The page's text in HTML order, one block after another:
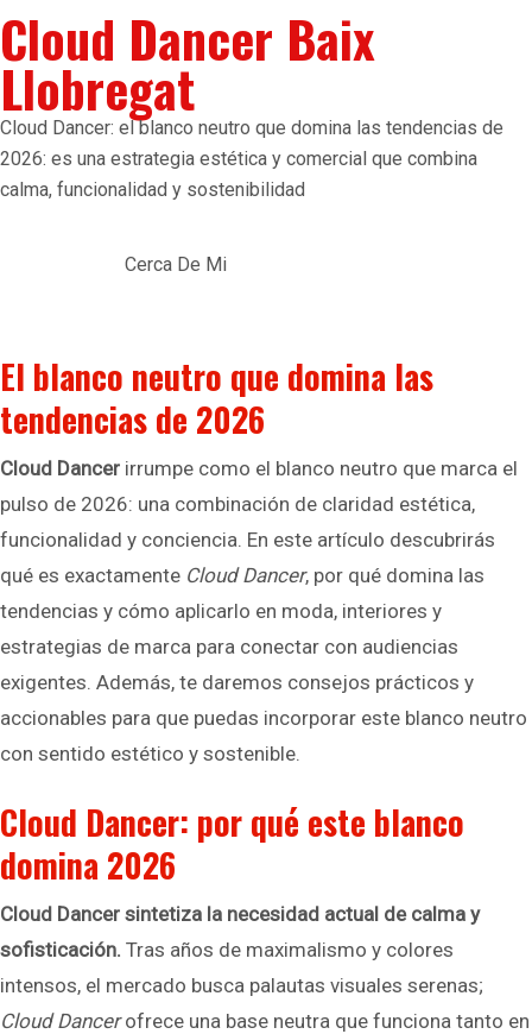
Cloud Dancer Baix
Llobregat
Cloud Dancer: el blanco neutro que domina las tendencias de
2026: es una estrategia estética y comercial que combina
calma, funcionalidad y sostenibilidad
Cerca De Mi
El blanco neutro que domina las
tendencias de 2026
Cloud Dancer irrumpe como el blanco neutro que marca el
pulso de 2026: una combinación de claridad estética,
funcionalidad y conciencia. En este artículo descubrirás
qué es exactamente Cloud Dancer, por qué domina las
tendencias y cómo aplicarlo en moda, interiores y
estrategias de marca para conectar con audiencias
exigentes. Además, te daremos consejos prácticos y
accionables para que puedas incorporar este blanco neutro
con sentido estético y sostenible.
Cloud Dancer: por qué este blanco
domina 2026
Cloud Dancer sintetiza la necesidad actual de calma y
sofisticación. Tras años de maximalismo y colores
intensos, el mercado busca palautas visuales serenas;
Cloud Dancerofrece una base neutra que funciona tanto en